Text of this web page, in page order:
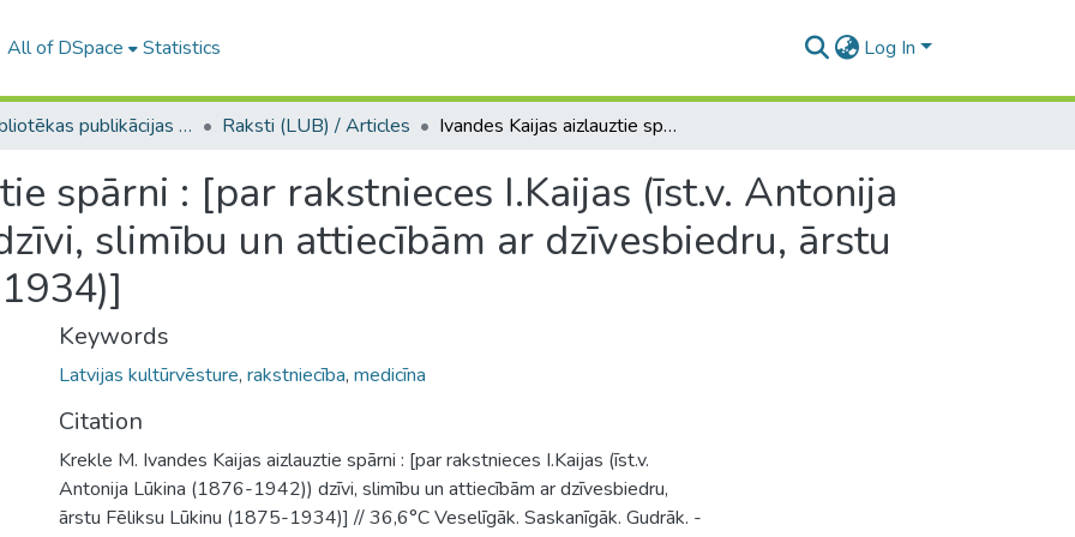
All of DSpace Statistics Log In
LU bibliotēkas publikācijas / Publications of the University Library Raksti (LUB) / Articles Ivandes Kaijas aizlauztie spārni : [par rakstnieces I.Kaijas (īst.v. Antonija Lūkina (1876-1942)) dzīvi, slimību un attiecībām ar dzīvesbiedru, ārstu Fēliksu Lūkinu (1875-1934)]
spārni : [par rakstnieces I.Kaijas (īst.v. Antonija
slimību un attiecībām ar dzīvesbiedru, ārstu
Keywords
Latvijas kultūrvēsture, rakstniecība, medicīna
Citation
Krekle M. Ivandes Kaijas aizlauztie spārni : [par rakstnieces I.Kaijas (īst.v.
Antonija Lūkina (1876-1942)) dzīvi, slimību un attiecībām ar dzīvesbiedru,
ārstu Fēliksu Lūkinu (1875-1934)] // 36,6°C Veselīgāk. Saskanīgāk. Gudrāk. -